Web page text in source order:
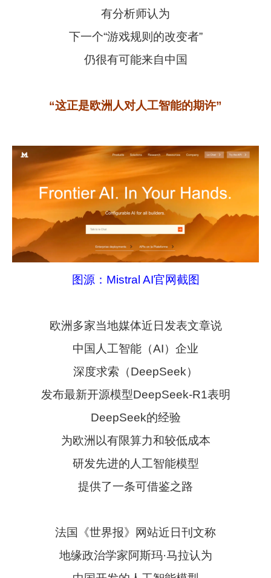
有分析师认为
下一个“游戏规则的改变者”
仍很有可能来自中国
“这正是欧洲人对人工智能的期许”
图源：Mistral AI官网截图
欧洲多家当地媒体近日发表文章说
中国人工智能（AI）企业
深度求索（DeepSeek）
发布最新开源模型DeepSeek-R1表明
DeepSeek的经验
为欧洲以有限算力和较低成本
研发先进的人工智能模型
提供了一条可借鉴之路
法国《世界报》网站近日刊文称
地缘政治学家阿斯玛·马拉认为